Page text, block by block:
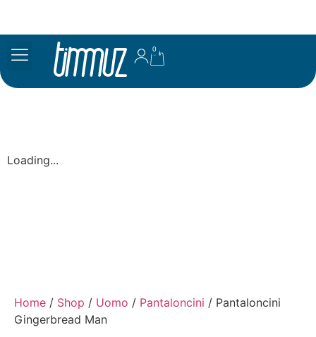
0
Loading...
Home / Shop / Uomo / Pantaloncini / Pantaloncini
Gingerbread Man